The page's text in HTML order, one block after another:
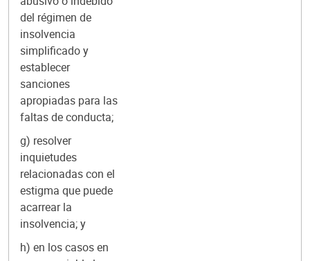
del régimen de
insolvencia
simplificado y
establecer
sanciones
apropiadas para las
faltas de conducta;
g) resolver
inquietudes
relacionadas con el
estigma que puede
acarrear la
insolvencia; y
h) en los casos en